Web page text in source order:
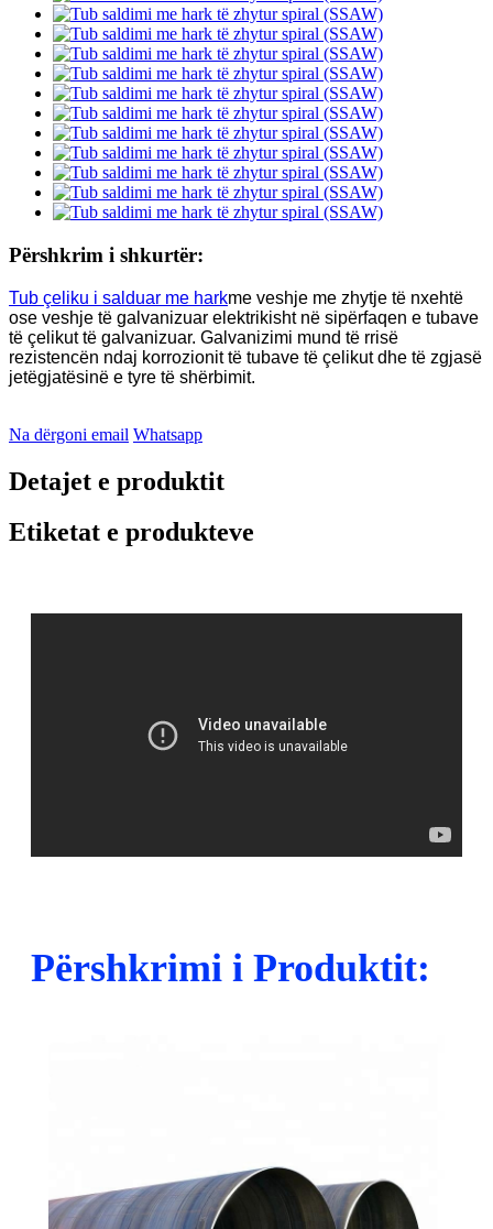
Përshkrim i shkurtër:
Tub çeliku i salduar me harkme veshje me zhytje të nxehtë
ose veshje të galvanizuar elektrikisht në sipërfaqen e tubave
të çelikut të galvanizuar. Galvanizimi mund të rrisë
rezistencën ndaj korrozionit të tubave të çelikut dhe të zgjasë
jetëgjatësinë e tyre të shërbimit.
Na dërgoni email Whatsapp
Detajet e produktit
Etiketat e produkteve
Përshkrimi i Produktit: